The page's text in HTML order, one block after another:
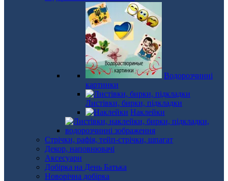
Водорозчинні
картинки
Листівки, бирки, підкладки
Наклейки
Стрічки, рафія, тейп-стрічки, шпагат
Декор, наповнювачі
Аксесуари
Добірка на День Батька
Новорічна добірка